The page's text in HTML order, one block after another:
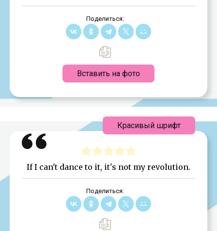
Поделиться:
Вставить на фото
If I can't dance to it, it's not my revolution.
Поделиться:
Красивый шрифт